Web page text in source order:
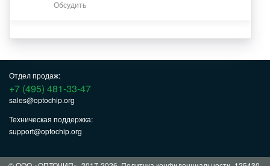
Обсудить
Отдел продаж:
+7 (495) 481-33-47
sales@optochip.org
Техническая поддержка:
support@optochip.org